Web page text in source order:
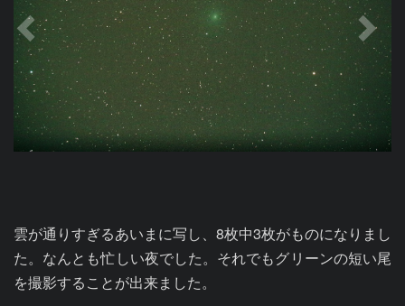
雲が通りすぎるあいまに写し、8枚中3枚がものになりまし
た。なんとも忙しい夜でした。それでもグリーンの短い尾
を撮影することが出来ました。